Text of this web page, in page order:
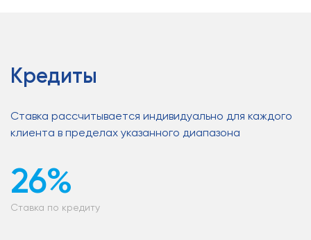
Кредиты
Ставка рассчитывается индивидуально для каждого
клиента в пределах указанного диапазона
26%
Ставка по кредиту